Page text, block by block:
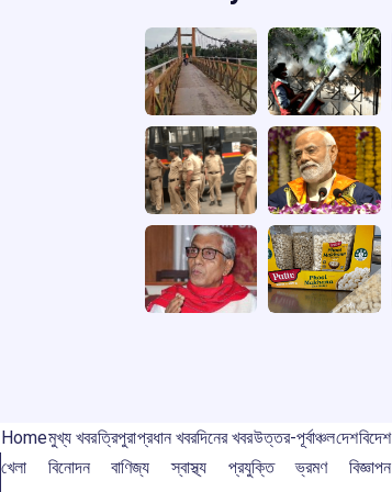
Homeমুখ্য খবরত্রিপুরাপ্রধান খবরদিনের খবরউত্তর-পূর্বাঞ্চলদেশবিদেশ
খেলা
বিনোদন বাণিজ্য স্বাস্থ্য প্রযুক্তি ভ্রমণ বিজ্ঞাপন